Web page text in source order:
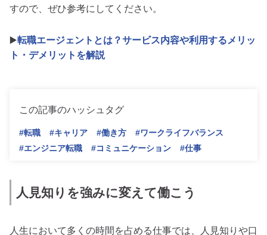
すので、ぜひ参考にしてください。
▶️転職エージェントとは？サービス内容や利用するメリッ
ト・デメリットを解説
この記事のハッシュタグ
#転職 #キャリア #働き方
#ワークライフバランス
#エンジニア転職
#コミュニケーション #仕事
人見知りを強みに変えて働こう
人生において多くの時間を占める仕事では、人見知りや口